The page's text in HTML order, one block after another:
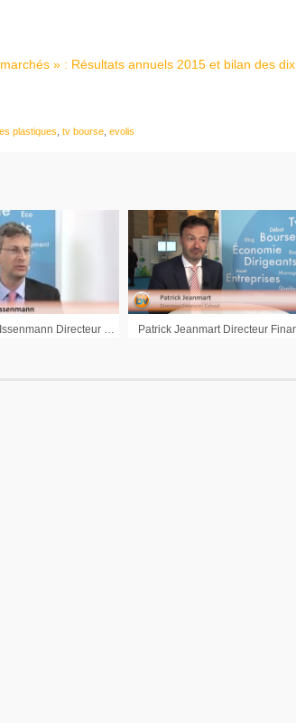
» : Résultats annuels 2015 et bilan des dix
plastiques tv bourse evolis